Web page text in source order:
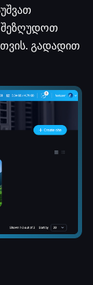
გადადით